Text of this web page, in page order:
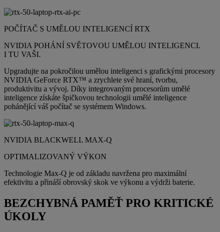
POČÍTAČ S UMĚLOU INTELIGENCÍ RTX
NVIDIA POHÁNÍ SVĚTOVOU UMĚLOU INTELIGENCI.
I TU VAŠI.
Upgradujte na pokročilou umělou inteligenci s grafickými procesory
NVIDIA GeForce RTX™ a zrychlete své hraní, tvorbu,
produktivitu a vývoj. Díky integrovaným procesorům umělé
inteligence získáte špičkovou technologii umělé inteligence
pohánějící váš počítač se systémem Windows.
NVIDIA BLACKWELL MAX-Q
OPTIMALIZOVANÝ VÝKON
Technologie Max-Q je od základu navržena pro maximální
efektivitu a přináší obrovský skok ve výkonu a výdrži baterie.
BEZCHYBNÁ PAMĚŤ PRO KRITICKÉ
ÚKOLY